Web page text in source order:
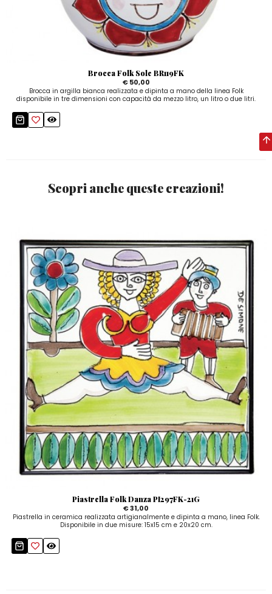
Brocca Folk Sole BR119FK
€ 50,00
Brocca in argilla bianca realizzata e dipinta a mano della linea Folk
disponibile in tre dimensioni con capacità da mezzo litro, un litro o due litri.
Scopri anche queste creazioni!
Piastrella Folk Danza PI297FK-21G
€ 31,00
Piastrella in ceramica realizzata artigianalmente e dipinta a mano, linea Folk.
Disponibile in due misure: 15x15 cm e 20x20 cm.